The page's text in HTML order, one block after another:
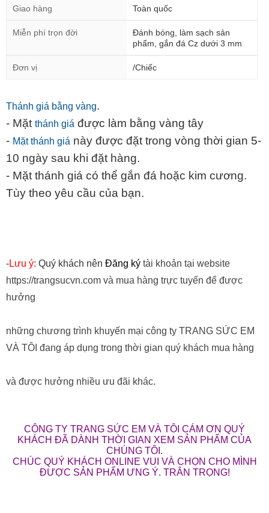
Giao hàng Toàn quốc
Miễn phí trọn đời
Đánh bóng, làm sạch sản
phẩm, gắn đá Cz dưới 3 mm
Đơn vị /Chiếc
Thánh giá bằng vàng.
- Mặt thánh giá được làm bằng vàng tây
- Mặt thánh giá này được đặt trong vòng thời gian 5-
10 ngày sau khi đặt hàng.
- Mặt thánh giá có thể gắn đá hoặc kim cương.
Tùy theo yêu cầu của bạn.
-Lưu ý: Quý khách nên Đăng ký tài khoản tại website
https://trangsucvn.com và mua hàng trực tuyến để được
hưởng
những chương trình khuyến mại công ty TRANG SỨC EM
VÀ TÔI đang áp dụng trong thời gian quý khách mua hàng
và được hưởng nhiều ưu đãi khác.
CÔNG TY TRANG SỨC EM VÀ TÔI CÁM ƠN QUÝ
KHÁCH ĐÃ DÀNH THỜI GIAN XEM SẢN PHẨM CỦA
CHÚNG TÔI.
CHÚC QUÝ KHÁCH ONLINE VUI VÀ CHỌN CHO MÌNH
ĐƯỢC SẢN PHẨM ƯNG Ý. TRÂN TRỌNG!